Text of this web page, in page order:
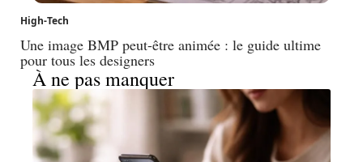
High-Tech
Une image BMP peut-être animée : le guide ultime
pour tous les designers
À ne pas manquer